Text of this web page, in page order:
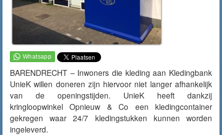
BARENDRECHT – Inwoners die kleding aan Kledingbank
UnieK willen doneren zijn hiervoor niet langer afhankelijk
van de openingstijden. UnieK heeft dankzij
kringloopwinkel Opnieuw & Co een kledingcontainer
gekregen waar 24/7 kledingstukken kunnen worden
ingeleverd.